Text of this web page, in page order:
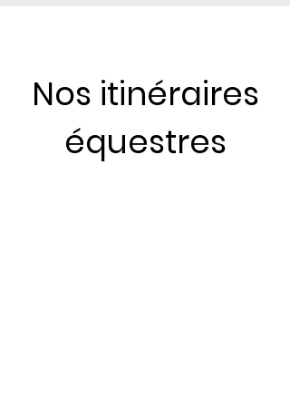
Nos itinéraires
équestres